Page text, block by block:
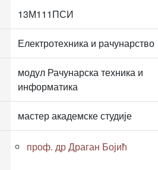
13М111ПСИ
Електротехника и рачунарство
модул Рачунарска техника и
информатика
мастер академске студије
проф. др Драган Бојић